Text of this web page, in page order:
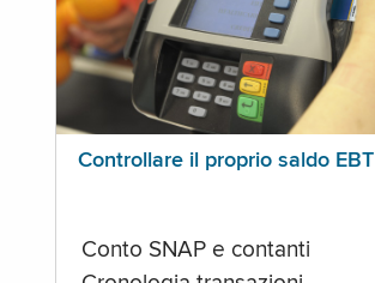
Controllare il proprio saldo EBT
Conto SNAP e contanti